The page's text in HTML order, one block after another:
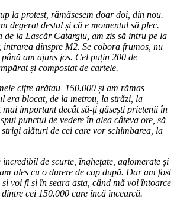
la protest, rămăsesem doar doi, din nou.
degerat destul și că e momentul să plec.
de la Lascăr Catargiu, am zis să intru pe la
dinspre M2. Se cobora frumos, nu
am ajuns jos. Cel puțin 200 de
și compostat de cartele.
cifre arătau 150.000 și am rămas
era blocat, de la metrou, la străzi, la
important decât să-ți găsești prietenii în
punctul de vedere în alea câteva ore, să
alături de cei care vor schimbarea, la
incredibil de scurte, înghețate, aglomerate și
ales cu o durere de cap după. Dar am fost
voi fi și în seara asta, când mă voi întoarce
cei 150.000 care încă încearcă.